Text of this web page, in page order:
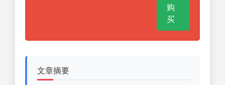
购
买
文章摘要